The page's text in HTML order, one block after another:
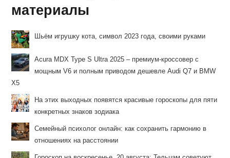
материалы
Шьём игрушку кота, символ 2023 года, своими руками
Acura MDX Type S Ultra 2025 – премиум-кроссовер с
мощным V6 и полным приводом дешевле Audi Q7 и BMW
X5
На этих выходных появятся красивые гороскопы для пяти
конкретных знаков зодиака
Семейный психолог онлайн: как сохранить гармонию в
отношениях на расстоянии